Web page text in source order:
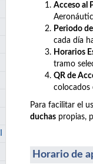
Acceso al
Periodo
cada día
Horarios
tramo
QR de
colocados
Para facilitar el
duchas propias,
Horario de